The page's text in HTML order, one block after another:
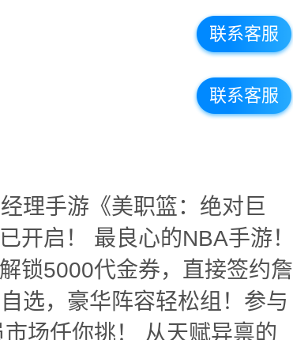
联系客服
联系客服
理手游《美职篮：绝对巨
开启！ 最良心的NBA手游！
锁5000代金券，直接签约詹
选，豪华阵容轻松组！参与
场任你挑！ 从天赋异禀的